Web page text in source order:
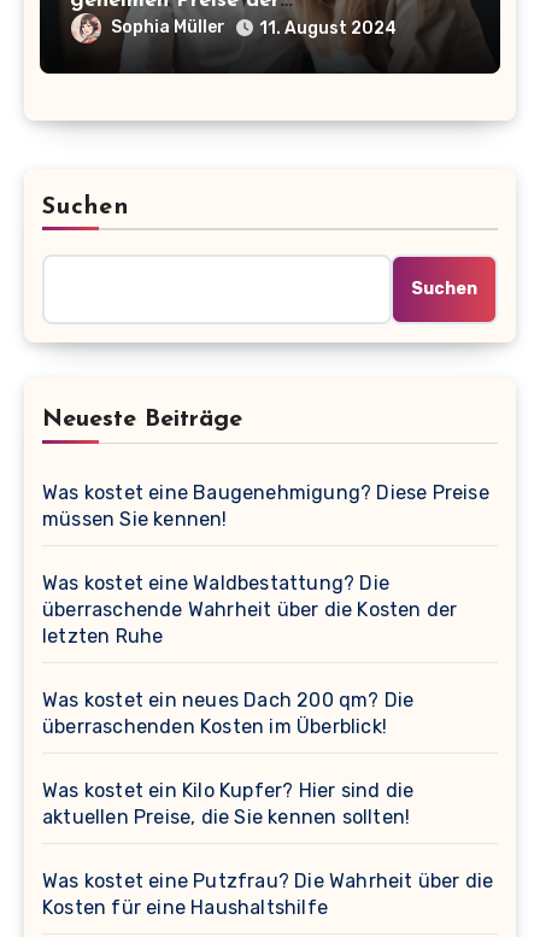
Partnervermittlung enthüllt!
Sophia Müller 11. August 2024
Suchen
Suchen
Neueste Beiträge
Was kostet eine Baugenehmigung? Diese Preise
müssen Sie kennen!
Was kostet eine Waldbestattung? Die
überraschende Wahrheit über die Kosten der
letzten Ruhe
Was kostet ein neues Dach 200 qm? Die
überraschenden Kosten im Überblick!
Was kostet ein Kilo Kupfer? Hier sind die
aktuellen Preise, die Sie kennen sollten!
Was kostet eine Putzfrau? Die Wahrheit über die
Kosten für eine Haushaltshilfe